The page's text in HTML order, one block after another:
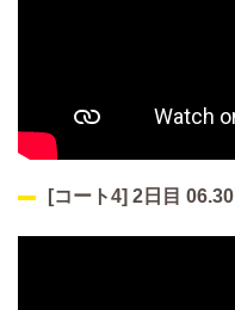
[コート4] 2日目 06.30